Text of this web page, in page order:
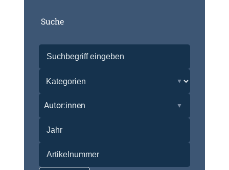
Suche
Autor:innen